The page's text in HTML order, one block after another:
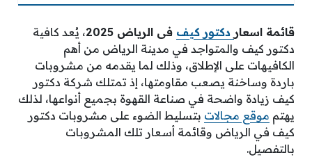
قائمة اسعار دكتور كيف فى الرياض 2025
، يُعد كافية
دكتور كيف والمتواجد في مدينة الرياض من أهم
الكافيهات على الإطلاق، وذلك لما يقدمه من مشروبات
باردة وساخنة يصعب مقاومتها، إذ تمتلك شركة دكتور
كيف زيادة واضحة في صناعة القهوة بجميع أنواعها، لذلك
يهتم موقع مجالات بتسليط الضوء على مشروبات دكتور
كيف في الرياض وقائمة أسعار تلك المشروبات
بالتفصيل.